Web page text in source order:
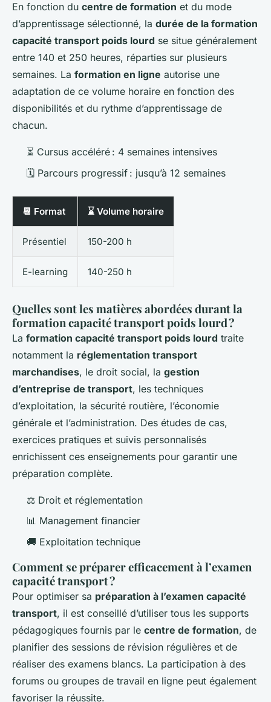
En fonction du centre de formation et du mode
d’apprentissage sélectionné, la durée de la formation
capacité transport poids lourd se situe généralement
entre 140 et 250 heures, réparties sur plusieurs
semaines. La formation en ligne autorise une
adaptation de ce volume horaire en fonction des
disponibilités et du rythme d’apprentissage de
chacun.
⏳ Cursus accéléré : 4 semaines intensives
🗓️ Parcours progressif : jusqu’à 12 semaines
📆 Format ⌛ Volume horaire
Présentiel 150-200 h
E-learning 140-250 h
Quelles sont les matières abordées durant la
formation capacité transport poids lourd ?
La formation capacité transport poids lourd traite
notamment la réglementation transport
marchandises, le droit social, la gestion
d’entreprise de transport, les techniques
d’exploitation, la sécurité routière, l’économie
générale et l’administration. Des études de cas,
exercices pratiques et suivis personnalisés
enrichissent ces enseignements pour garantir une
préparation complète.
⚖️ Droit et réglementation
📊 Management financier
🚚 Exploitation technique
Comment se préparer efficacement à l’examen
capacité transport ?
Pour optimiser sa préparation à l’examen capacité
transport, il est conseillé d’utiliser tous les supports
pédagogiques fournis par le centre de formation, de
planifier des sessions de révision régulières et de
réaliser des examens blancs. La participation à des
forums ou groupes de travail en ligne peut également
favoriser la réussite.